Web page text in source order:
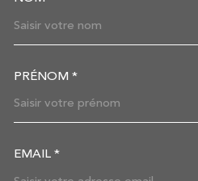
PRÉNOM *
EMAIL *